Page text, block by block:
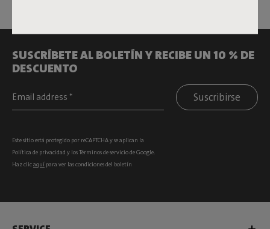
SUSCRÍBETE AL BOLETÍN Y RECIBE UN 10 % DE
DESCUENTO
Suscribirse
Este sitio está protegido por reCAPTCHA y se aplican la
Política de privacidad y losTérminos de serviciode Google.
Haz clicaquí para ver las condiciones del boletín